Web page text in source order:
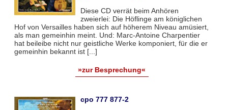
Diese CD verrät beim Anhören
zweierlei: Die Höflinge am königlichen
Hof von Versailles haben sich auf höherem Niveau amüsiert,
als man gemeinhin meint. Und: Marc-Antoine Charpentier
hat beileibe nicht nur geistliche Werke komponiert, für die er
gemeinhin bekannt ist [...]
»zur Besprechung«
cpo 777 877-2